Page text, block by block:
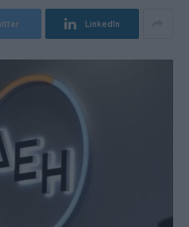
LinkedIn